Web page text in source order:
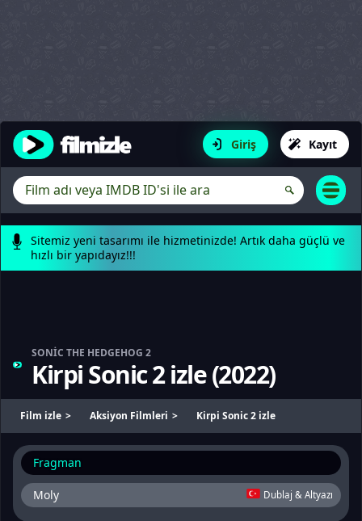
Giriş Kayıt
Sitemiz yeni tasarımı ile hizmetinizde! Artık daha güçlü ve
hızlı bir yapıdayız!!!
Kirpi Sonic 2 izle(2022)
SONIC THE HEDGEHOG 2
Film izle Aksiyon Filmleri Kirpi Sonic 2 izle
Fragman
Moly Dublaj & Altyazı